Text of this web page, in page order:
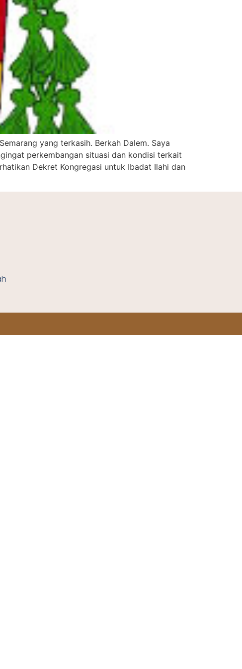
yang terkasih. Berkah Dalem. Saya
perkembangan situasi dan kondisi terkait
Dekret Kongregasi untuk Ibadat Ilahi dan